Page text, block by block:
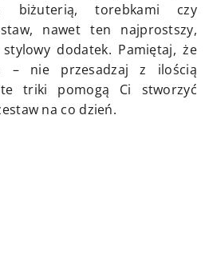
biżuterią, torebkami czy
nawet ten najprostszy,
dodatek. Pamiętaj, że
– nie przesadzaj z ilością
triki pomogą Ci stworzyć
na co dzień.